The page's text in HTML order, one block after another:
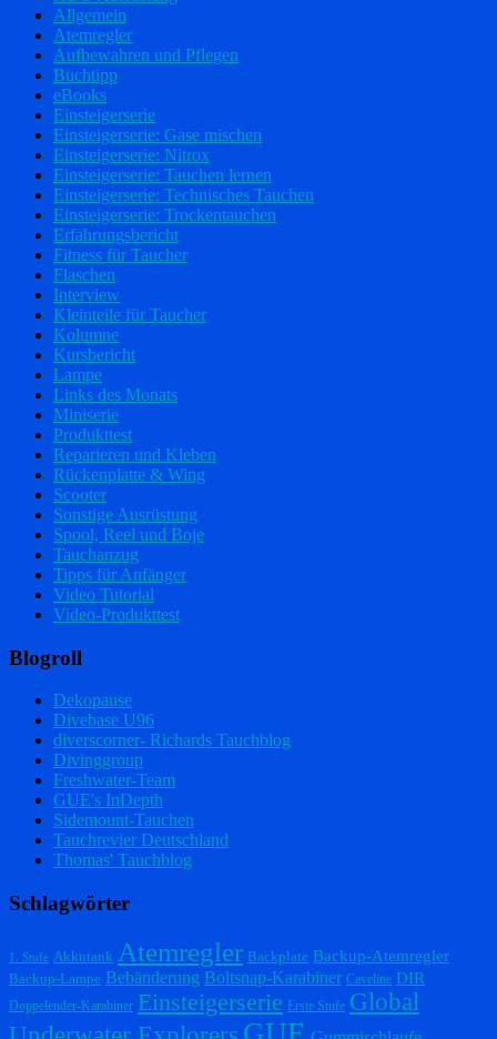
Allgemein
Atemregler
Aufbewahren und Pflegen
Buchtipp
eBooks
Einsteigerserie
Einsteigerserie: Gase mischen
Einsteigerserie: Nitrox
Einsteigerserie: Tauchen lernen
Einsteigerserie: Technisches Tauchen
Einsteigerserie: Trockentauchen
Erfahrungsbericht
Fitness für Taucher
Flaschen
Interview
Kleinteile für Taucher
Kolumne
Kursbericht
Lampe
Links des Monats
Miniserie
Produkttest
Reparieren und Kleben
Rückenplatte & Wing
Scooter
Sonstige Ausrüstung
Spool, Reel und Boje
Tauchanzug
Tipps für Anfänger
Video Tutorial
Video-Produkttest
Blogroll
Dekopause
Divebase U96
diverscorner- Richards Tauchblog
Divinggroup
Freshwater-Team
GUE's InDepth
Sidemount-Tauchen
Tauchrevier Deutschland
Thomas' Tauchblog
Schlagwörter
1. Stufe Akkutank Atemregler Backplate Backup-Atemregler
Backup-Lampe Bebänderung Boltsnap-Karabiner Caveline DIR
Doppelender-Karabiner Einsteigerserie Erste Stufe Global